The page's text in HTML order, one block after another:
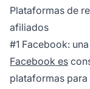
Plataformas de
afiliados
#1 Facebook:
Facebook es
plataformas